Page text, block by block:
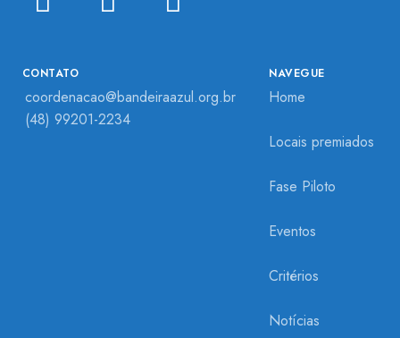
NAVEGUE
Home
Locais premiados
Fase Piloto
Eventos
Critérios
Notícias
CONTATO
coordenacao@bandeiraazul.org.br
(48) 99201-2234